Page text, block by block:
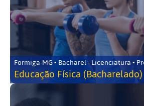
Formiga-MG • Bacharel - Licenciatura •
Educação Física (Bacharelado)